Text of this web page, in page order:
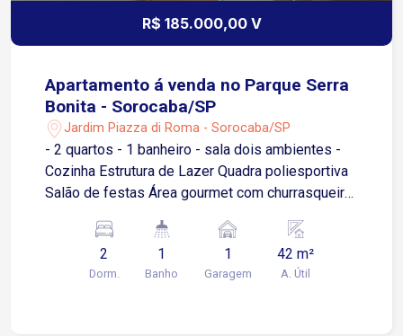
R$ 185.000,00 V
Apartamento á venda no Parque Serra
Bonita - Sorocaba/SP
Jardim Piazza di Roma - Sorocaba/SP
- 2 quartos - 1 banheiro - sala dois ambientes -
Cozinha Estrutura de Lazer Quadra poliesportiva
Salão de festas Área gourmet com churrasqueira
Segurança e Infraestrutura Portaria 24 horas com
controle de acesso, monitoramento interno,
vagas de garagem (para moradores)
2
Dorm.
1
Banho
1
Garagem
42 m²
A. Útil